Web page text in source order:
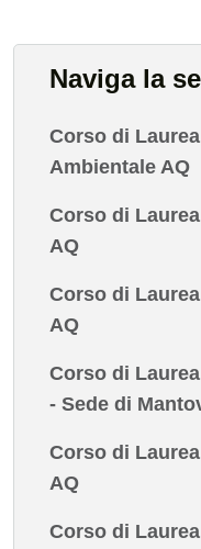
Naviga la
Corso di
Ambientale AQ
Corso di
AQ
Corso di
AQ
Corso di
- Sede di
Corso di
AQ
Corso di